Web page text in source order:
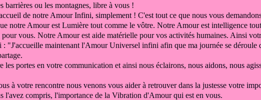
barrières ou les montagnes, libre à vous !
de notre Amour Infini, simplement ! C'est tout ce que nous vous
notre Amour est Lumière tout comme le vôtre. Notre Amour est intelligence
pour vous. Notre Amour est aide matérielle pour vos activités humaines. Ainsi
: "J'accueille maintenant l'AmourUniversel infini afin que ma journée se déroule
les portes en votre communication et ainsi nous éclairons, nous aidons, nous
à votre rencontre nous venons vous aider à retrouver dans la justesse votre
l'avez compris, l'importance de la Vibration d'Amourqui est en vous.